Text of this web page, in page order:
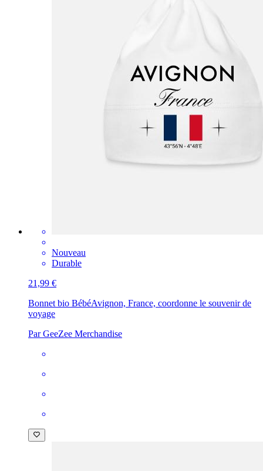
Nouveau
Durable
21,99 €
Bonnet bio BébéAvignon, France, coordonne le souvenir de
voyage
Par GeeZee Merchandise